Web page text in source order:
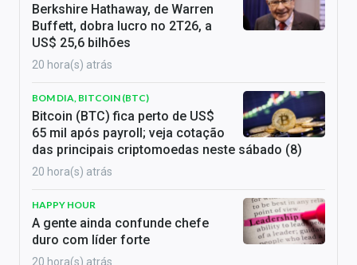
Berkshire Hathaway, de Warren
Buffett, dobra lucro no 2T26, a
US$ 25,6 bilhões
20 hora(s) atrás
BOM DIA, BITCOIN (BTC)
Bitcoin (BTC) fica perto de US$
65 mil após payroll; veja cotação
das principais criptomoedas neste sábado (8)
20 hora(s) atrás
HAPPY HOUR
A gente ainda confunde chefe
duro com líder forte
20 hora(s) atrás